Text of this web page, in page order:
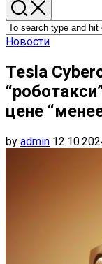
Новости
Tesla
цене
by admin